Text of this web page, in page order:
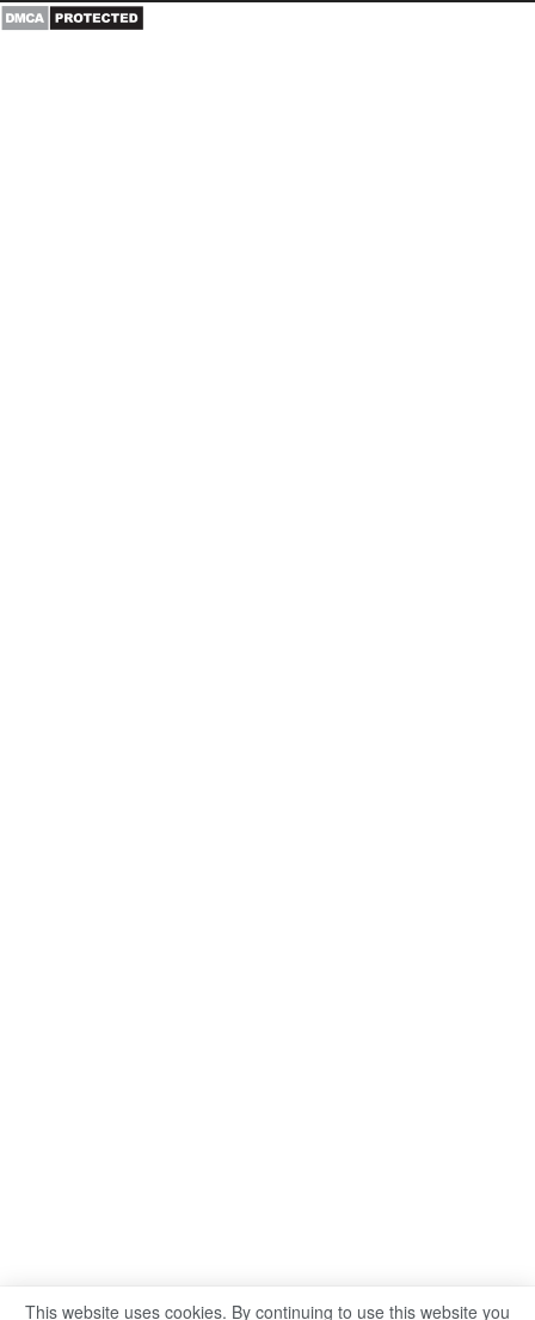
This website uses cookies. By continuing to use this website you